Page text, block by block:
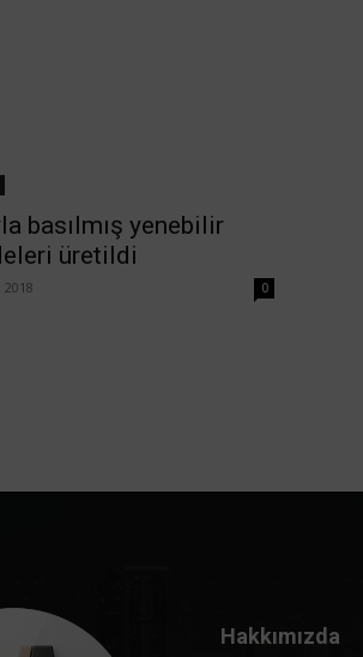
basılmış yenebilir
üretildi
2018 0
Hakkımızda